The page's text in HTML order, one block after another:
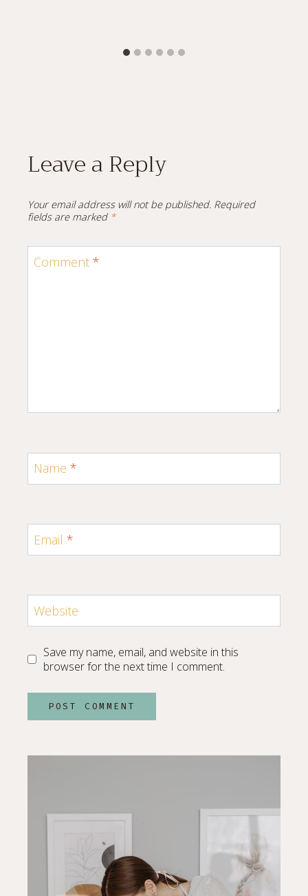
Leave a Reply
Your email address will not be published. Required
fields are marked *
Comment *
Name *
Email *
Website
Save my name, email, and website in this
browser for the next time I comment.